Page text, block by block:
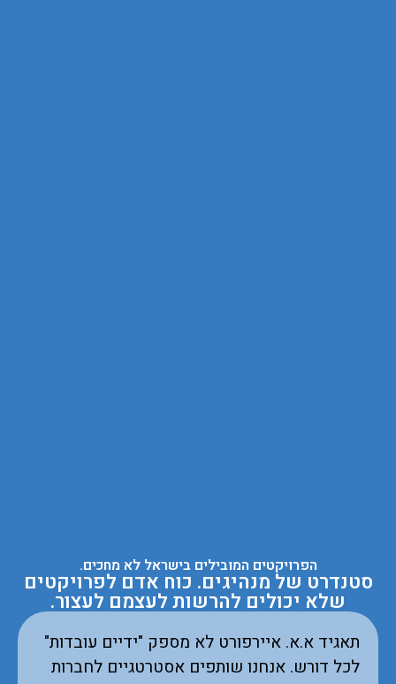
הפרויקטים המובילים בישראל לא מחכים.
סטנדרט של מנהיגים. כוח אדם לפרויקטים
שלא יכולים להרשות לעצמם לעצור.
תאגיד א.א. איירפורט לא מספק "ידיים עובדות"
לכל דורש. אנחנו שותפים אסטרטגיים לחברות